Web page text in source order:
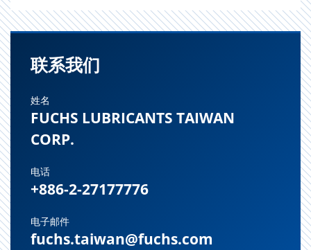
联系我们
姓名
FUCHS LUBRICANTS TAIWAN
CORP.
电话
+886-2-27177776
电子邮件
fuchs.taiwan@fuchs.com